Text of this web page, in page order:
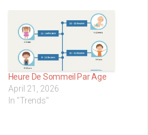
Heure De Sommeil Par Age
April 21, 2026
In "Trends"